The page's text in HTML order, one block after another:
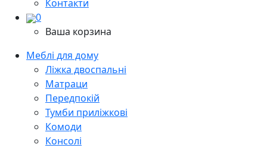
Контакти
0
Ваша корзина
Меблі для дому
Ліжка двоспальні
Матраци
Передпокій
Тумби приліжкові
Комоди
Консолі